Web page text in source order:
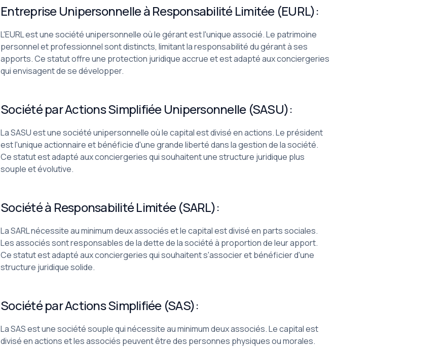
Entreprise Unipersonnelle à Responsabilité Limitée (EURL):
L'EURL est une société unipersonnelle où le gérant est l'unique associé. Le patrimoine
personnel et professionnel sont distincts, limitant la responsabilité du gérant à ses
apports. Ce statut offre une protection juridique accrue et est adapté aux conciergeries
qui envisagent de se développer.
Société par Actions Simplifiée Unipersonnelle (SASU):
La SASU est une société unipersonnelle où le capital est divisé en actions. Le président
est l'unique actionnaire et bénéficie d'une grande liberté dans la gestion de la société.
Ce statut est adapté aux conciergeries qui souhaitent une structure juridique plus
souple et évolutive.
Société à Responsabilité Limitée (SARL):
La SARL nécessite au minimum deux associés et le capital est divisé en parts sociales.
Les associés sont responsables de la dette de la société à proportion de leur apport.
Ce statut est adapté aux conciergeries qui souhaitent s'associer et bénéficier d'une
structure juridique solide.
Société par Actions Simplifiée (SAS):
La SAS est une société souple qui nécessite au minimum deux associés. Le capital est
divisé en actions et les associés peuvent être des personnes physiques ou morales.